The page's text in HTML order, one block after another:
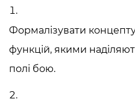
Формалізувати
функцій, якими
полі бою.